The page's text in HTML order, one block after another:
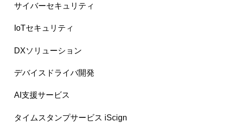
サイバーセキュリティ
IoTセキュリティ
DXソリューション
デバイスドライバ開発
AI支援サービス
タイムスタンプサービス iScign